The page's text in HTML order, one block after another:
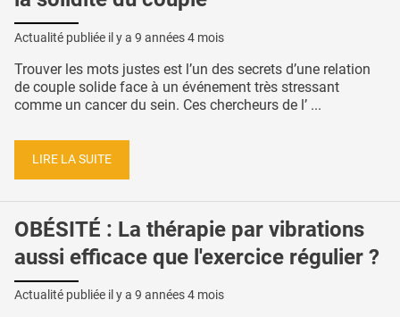
Actualité publiée il y a 9 années 4 mois
Trouver les mots justes est l’un des secrets d’une relation
de couple solide face à un événement très stressant
comme un cancer du sein. Ces chercheurs de l’ ...
LIRE LA SUITE
OBÉSITÉ : La thérapie par vibrations
aussi efficace que l'exercice régulier ?
Actualité publiée il y a 9 années 4 mois